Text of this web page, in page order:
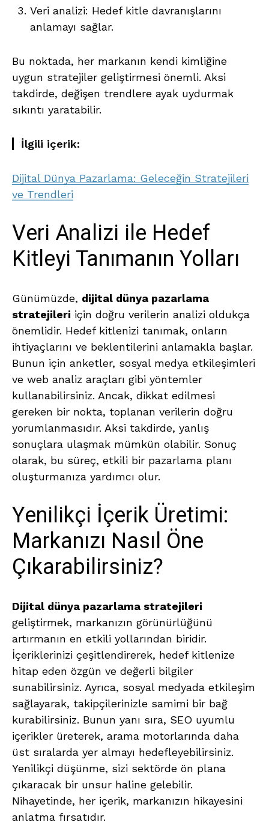
Veri analizi: Hedef kitle davranışlarını
anlamayı sağlar.
Bu noktada, her markanın kendi kimliğine
uygun stratejiler geliştirmesi önemli. Aksi
takdirde, değişen trendlere ayak uydurmak
sıkıntı yaratabilir.
İlgili içerik:
Dijital Dünya Pazarlama: Geleceğin Stratejileri
ve Trendleri
Veri Analizi ile Hedef
Kitleyi Tanımanın Yolları
Günümüzde, dijital dünya pazarlama
stratejileri için doğru verilerin analizi oldukça
önemlidir. Hedef kitlenizi tanımak, onların
ihtiyaçlarını ve beklentilerini anlamakla başlar.
Bunun için anketler, sosyal medya etkileşimleri
ve web analiz araçları gibi yöntemler
kullanabilirsiniz. Ancak, dikkat edilmesi
gereken bir nokta, toplanan verilerin doğru
yorumlanmasıdır. Aksi takdirde, yanlış
sonuçlara ulaşmak mümkün olabilir. Sonuç
olarak, bu süreç, etkili bir pazarlama planı
oluşturmanıza yardımcı olur.
Yenilikçi İçerik Üretimi:
Markanızı Nasıl Öne
Çıkarabilirsiniz?
Dijital dünya pazarlama stratejileri
geliştirmek, markanızın görünürlüğünü
artırmanın en etkili yollarından biridir.
İçeriklerinizi çeşitlendirerek, hedef kitlenize
hitap eden özgün ve değerli bilgiler
sunabilirsiniz. Ayrıca, sosyal medyada etkileşim
sağlayarak, takipçilerinizle samimi bir bağ
kurabilirsiniz. Bunun yanı sıra, SEO uyumlu
içerikler üreterek, arama motorlarında daha
üst sıralarda yer almayı hedefleyebilirsiniz.
Yenilikçi düşünme, sizi sektörde ön plana
çıkaracak bir unsur haline gelebilir.
Nihayetinde, her içerik, markanızın hikayesini
anlatma fırsatıdır.